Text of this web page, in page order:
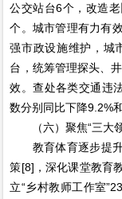
公交站台6个，改造
个。城市管理有力有
强市政设施维护，城
台，统筹管理探头、
效。查处各类交通违
数分别同比下降9.2%
（六）聚焦“三大领
教育体育逐步提升
策[8]，深化课堂教育
立“乡村教师工作室